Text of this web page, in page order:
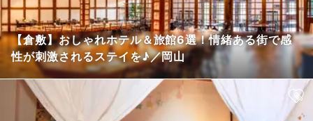
【倉敷】おしゃれホテル＆旅館6選！情緒ある街で感
性が刺激されるステイを♪／岡山